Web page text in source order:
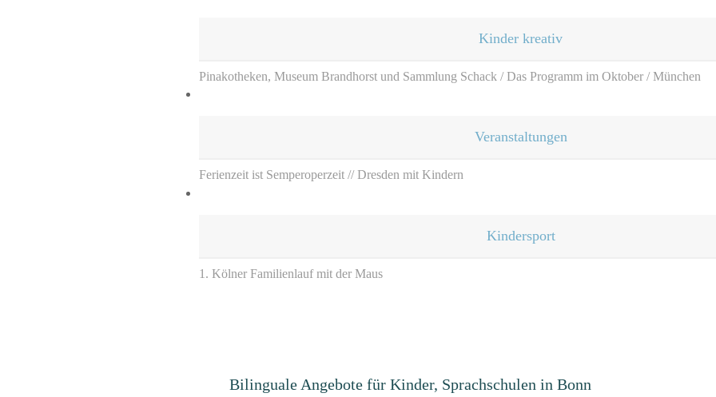
Kinder kreativ
Pinakotheken, Museum Brandhorst und Sammlung Schack / Das Programm im Oktober / München
Veranstaltungen
Ferienzeit ist Semperoperzeit // Dresden mit Kindern
Kindersport
1. Kölner Familienlauf mit der Maus
Bilinguale Angebote für Kinder, Sprachschulen in Bonn